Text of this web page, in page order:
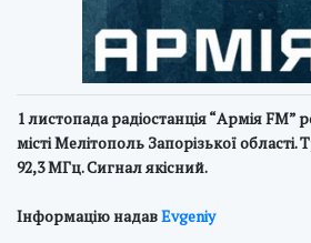
1 листопада радіостанція “Армія
місті Мелітополь Запорізької області.
92,3 МГц. Сигнал якісний.
Інформацію надавEvgeniy